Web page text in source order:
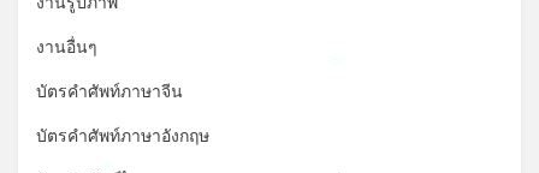
งานอื่นๆ
บัตรคำศัพท์ภาษาจีน
บัตรคำศัพท์ภาษาอังกฤษ